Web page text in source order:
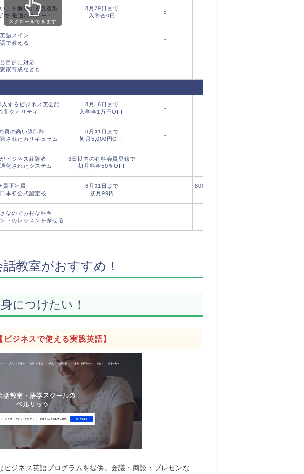
」を解決する反復型
で“最適なスタート”
8月29日まで
入学金0円
○
語メイン
で教える
-
目的に対応
家育成なども
- -
するビジネス英会話
高クオリティ
8月16日まで
入学金1万円OFF
-
質の高い講師陣
されたカリキュラム
8月31日まで
初月5,000円OFF
-
ビジネス経験者
化されたシステム
3日以内の有料会員登録で
初月料金50％OFF
–
員正社員
本初公式認定校
8月31日まで
初月99円
-
80時間受講後、効果を実感できなかったら
なのでお得な料金
トのレッスンを探せる
- -
スクロールできます
教室がおすすめ！
につけたい！
ビジネスで使える実践英語】
ジネス英語プログラムを提供。会議・商談・プレゼンな